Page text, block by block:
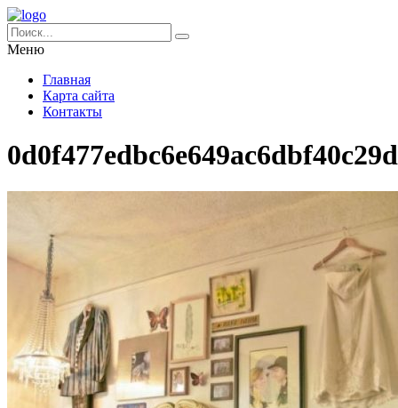
Меню
Главная
Карта сайта
Контакты